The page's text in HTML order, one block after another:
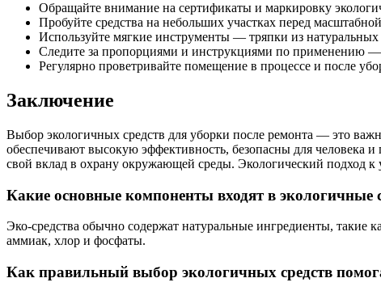
Обращайте внимание на сертификаты и маркировку
Пробуйте средства на небольших участках перед
Используйте мягкие инструменты — тряпки из
Следите за пропорциями и инструкциями по применению —
Регулярно проветривайте помещение в процессе и после
Заключение
Выбор экологичных средств для уборки после ремонта — это
обеспечивают высокую эффективность, безопасны для человека
свой вклад в охрану окружающей среды. Экологический подход
Какие основные компоненты входят в экологичные
Эко-средства обычно содержат натуральные ингредиенты,
аммиак, хлор и фосфаты.
Как правильный выбор экологичных средств